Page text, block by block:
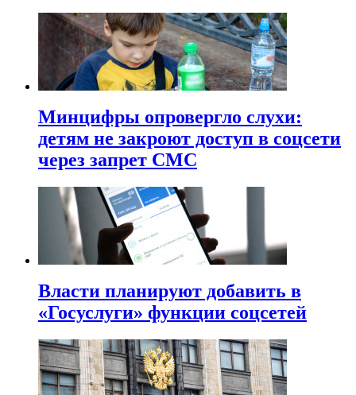
Минцифры опровергло слухи:
детям не закроют доступ в соцсети
через запрет СМС
Власти планируют добавить в
«Госуслуги» функции соцсетей